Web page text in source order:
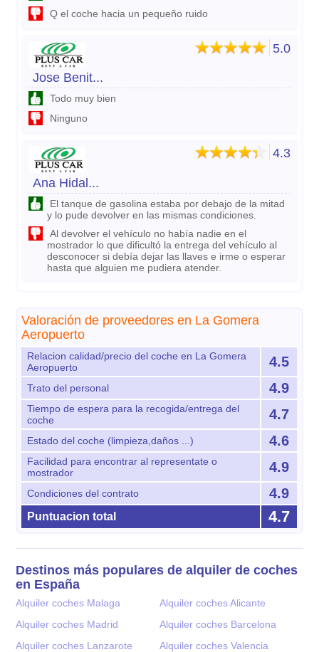
Q el coche hacia un pequeño ruido
Jose Benit...
Todo muy bien
Ninguno
5.0
Ana Hidal...
El tanque de gasolina estaba por debajo de la mitad
y lo pude devolver en las mismas condiciones.
Al devolver el vehículo no había nadie en el
mostrador lo que dificultó la entrega del vehículo al
desconocer si debía dejar las llaves e irme o esperar
hasta que alguien me pudiera atender.
4.3
Valoración de proveedores en La Gomera
Aeropuerto
Relacion calidad/precio del coche en La Gomera
Aeropuerto
4.5
Trato del personal 4.9
Tiempo de espera para la recogida/entrega del
coche
4.7
Estado del coche (limpieza,daños ...) 4.6
Facilidad para encontrar al representate o
mostrador
4.9
Condiciones del contrato 4.9
Puntuacion total 4.7
Destinos más populares de alquiler de coches
en España
Alquiler coches Malaga
Alquiler coches Alicante
Alquiler coches Madrid
Alquiler coches Barcelona
Alquiler coches Lanzarote
Alquiler coches Valencia